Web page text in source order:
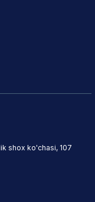
shox ko'chasi, 107